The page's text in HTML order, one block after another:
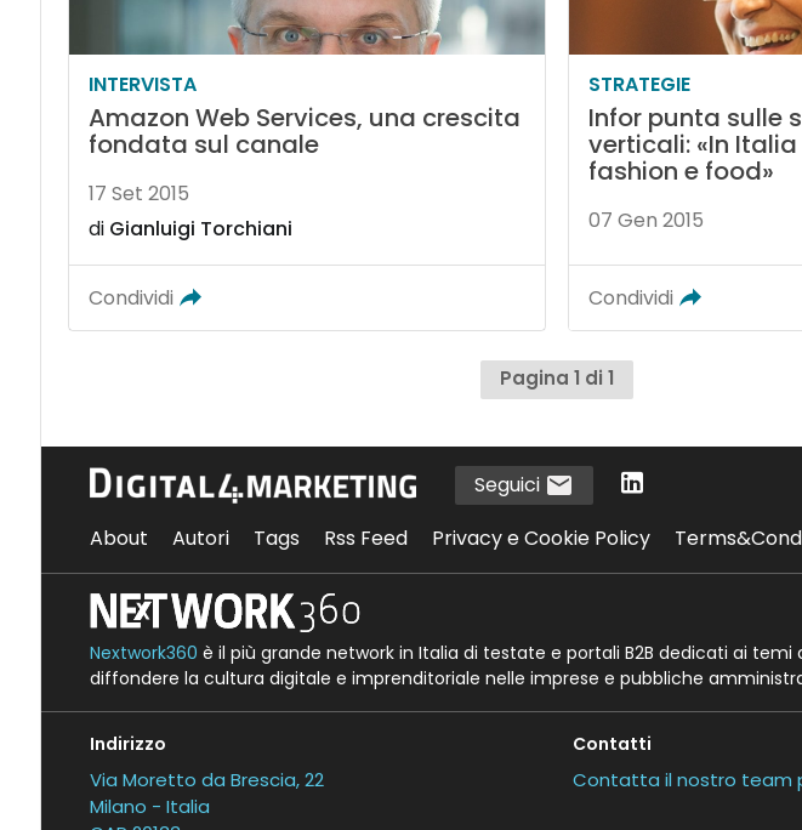
INTERVISTA
Amazon Web Services, una crescita
fondata sul canale
17 Set 2015
di Gianluigi Torchiani
Condividi
STRATEGIE
Infor punta sulle
verticali: «In
fashion e food»
07 Gen 2015
Condividi
Pagina 1 di 1
Seguici
About
Autori Tags Rss Feed Privacy e Cookie Policy
Nextwork360 è il più grande network in Italia di testate e portali B2B dedicati ai
diffondere la cultura digitale e imprenditoriale nelle imprese e pubbliche
Indirizzo
Via Moretto da Brescia, 22
Milano - Italia
Contatti
Contatta il nostro team